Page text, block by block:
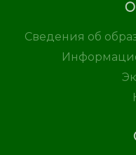
О
Сведения об